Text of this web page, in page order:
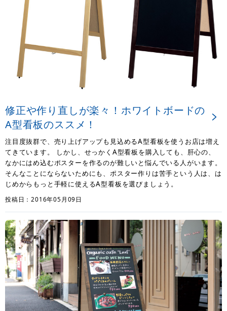
修正や作り直しが楽々！ホワイトボードの
A型看板のススメ！
注目度抜群で、売り上げアップも見込めるA型看板を使うお店は増え
てきています。 しかし、せっかくA型看板を購入しても、肝心の、
なかにはめ込むポスターを作るのが難しいと悩んでいる人がいます。
そんなことにならないためにも、ポスター作りは苦手という人は、は
じめからもっと手軽に使えるA型看板を選びましょう。
投稿日：2016年05月09日